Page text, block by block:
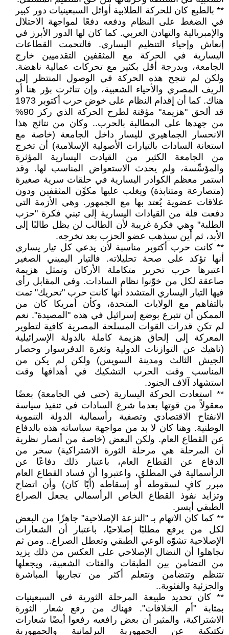
** بالطبع كان للحركة الطلابية أوائل السبعينيات دور كبير
في الضغط على النظام ودفعه دفعًا لمواجهة الاحتلال
والإمبريالية والتهادن العربي. كما كان لها الدور الأبرز في
إنعاش وإحياء التنظيم اليساري. فالتحمت القطاعات
اليسارية في الحركة مع المثقفين التقدميين خارج
الجامعة، وبدرجة أقل بكثير مع تحركات عمالية ناهضة.
ولكن لم تنجح هذه الحركة في الوصول المنتظر إلى
الريف المصري والأحياء الشعبية، وإن تناثرت بؤر هنا أو
هناك. كما أن إقدام النظام على خوض حرب أكتوبر 1973
قد ألحق "هزيمة" مؤقتة لطرح الحركة الذي ركز 90%
من جهدها على المطالبة بالحرب.. وكان من نتائج هذا
الانحسار الجماهيري لليسار داخل الجامعة (خاصة مع
استعانة السادات بالتيارات الأصولية الإسلامية) أن تخرج
من الجامعة الكثير من القيادت اليسارية المؤثرة
والمؤسِّسة، ولم يحدث الاستعواض المناسب لها. وقد
استمر معظم الكوادر اليسارية في حلقات سرية صغيرة
(متصارعة ومتنابذة) ويغلب عليها مكوِّن المثقفين ودون
علاقات عضوية يُعتد بها مع الجمهور. وهي الأزمة التي
دفعت قلة من القيادات اليسارية إلى تبني فكرة "حزب
الطلبة" وهي فكرة غريبة لأن الطالب لن يظل طالبًا إلى
الأبد، ثم أين سيذهب عضو الحزب بعد تخرجه.
** كانت حرب أكتوبر مناسبة لأن يدعي كل تيار يساري
أنها تؤكد على صحة تحليلاته. فالتيار اليميني الصغير
اعتبرها حرب تحرير متكاملة الأركان وتمثل هزيمة
صاعقة لكل من خوّنوا نظام السادات. وفي المقابل رأى
فيها التيار اليساري المتشدد أنها كانت حرب "تحريك" تمت
بالتفاهم مع الولايات المتحدة، وكأن أمريكا كان من
الممكن أن تتبرع بوضع إسرائيل في هذه "المصيدة". نعم
لم تكن قدرات القوات المسلحة المصرية كافية لتطوير
المعركة إلى إلحاق هزيمة كاملة بالدولة الإسرائيلية
(ناهيك عن التوازنات الدولية وثغرة الدفرسوار وحصار
الجيش الثالث ومدينة السويس) ولكن لم يكن من
المناسب وقت الحرب التشكيك في أهدافها وقت
استشهاد آلاف الجنود.
** استعادت الحركة اليسارية (حتى في الجامعة) بعضًا
معقولاً من قوتها بعدما شرع السادات في تنفيذ سياسة
الانفتاح الاقتصادي وتصفية رأسمالية الدولة التنموية
الوطنية. وهنا كان لا بد من مواجهة سياساته هذه بالدفاع
عن القطاع العام. ولكن البعض (خاصة من أنصار نظرية
أن المرحلة هي مرحلة الثورة الاشتراكية) سخر من
الدفاع عن القطاع العام، باعتبار ذلك دفاعًا عن
الرأسمالية في المطلق، واعتبروا أن فساد القطاع العام
مبرر كافٍ لسقوطه أو إسقاطه (أيًا كان) وأن اتضاح
وتزايد نفوذ القطاع الخاص الرأسمالي يجعل الصراع
الطبقي أيسر.
** كما كان الاتهام بـ "النزعة الإصلاحية" جاهزًا من البعض
لكل من يرفع مطلبًا إصلاحيًا، باعتبار أن الشعارات
الإصلاحية تشوّه الوعي الطبقي وتعطل الصراع.. ومن ثم
تجاهلوا أن النضال الإصلاحي على العكس من ذلك يزيد
من التضامن بين الطبقات والفئات الشعبية، ويجعلها
تتنظم وتتضامن وتتعلم أكثر من تجاربها المباشرة
والجزئية والفئوية..
** كان تحديد طبيعة المرحلة الثورية في السبعينيات
بمثابة "أم الخلافات". فهناك من رفع شعار الثورة
الاشتراكية، والمثير أن بعض رافعيه رفعوا أيضًا شعارات
تكتيكية عن الجمهورية البرلمانية والجمهورية